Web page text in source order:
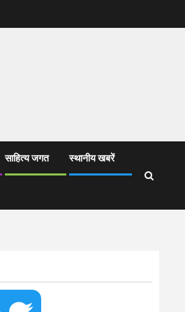
साहित्य जगत स्थानीय खबरें